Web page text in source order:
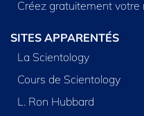
Créez gratuitement votre
SITES APPARENTÉS
La Scientology
Cours de Scientology
L. Ron Hubbard